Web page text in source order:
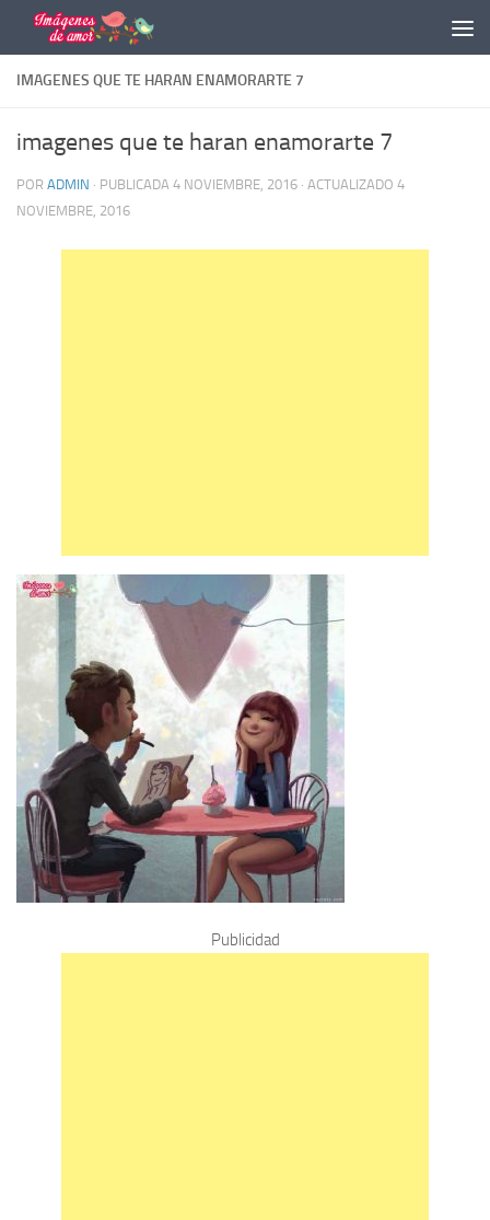
Saltar al contenido
IMAGENES QUE TE HARAN ENAMORARTE 7
imagenes que te haran enamorarte 7
POR ADMIN · PUBLICADA 4 NOVIEMBRE, 2016 · ACTUALIZADO 4
NOVIEMBRE, 2016
Publicidad